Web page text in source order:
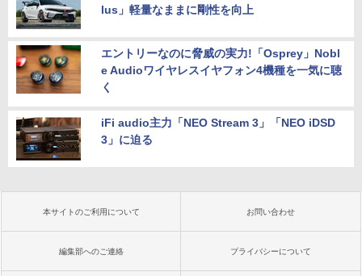
lus」軽量なままに剛性を向上
エントリーなのに脅威の実力!「Osprey」Nobl
e Audioワイヤレスイヤフォン4機種を一気に聴
く
iFi audio主力「NEO Stream 3」「NEO iDSD
3」に迫る
本サイトのご利用について お問い合わせ
編集部へのご連絡 プライバシーについて